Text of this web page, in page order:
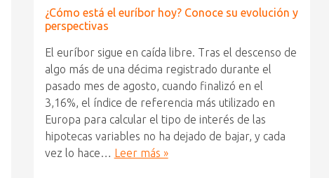
¿Cómo está el euríbor hoy? Conoce su evolución y
perspectivas
El euríbor sigue en caída libre. Tras el descenso de
algo más de una décima registrado durante el
pasado mes de agosto, cuando finalizó en el
3,16%, el índice de referencia más utilizado en
Europa para calcular el tipo de interés de las
hipotecas variables no ha dejado de bajar, y cada
vez lo hace… Leer más »